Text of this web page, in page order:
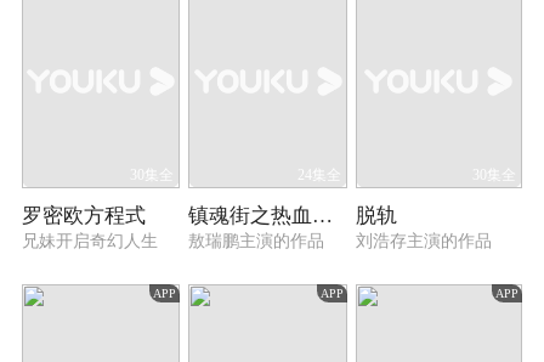
30集全
罗密欧方程式
兄妹开启奇幻人生
24集全
镇魂街之热血再燃
敖瑞鹏主演的作品
30集全
脱轨
刘浩存主演的作品
APP APP APP